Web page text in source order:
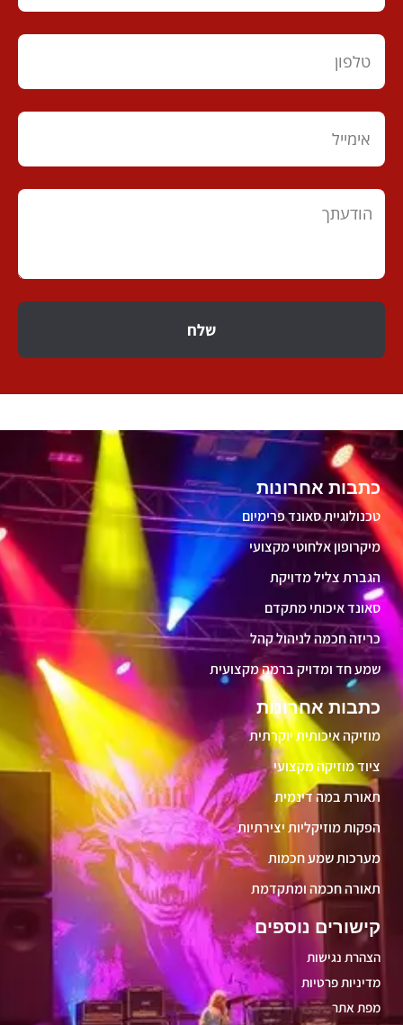
שלח
קישורים נוספים
הצהרת נגישות
מדיניות פרטיות
מפת אתר
כתבות אחרונות
מוזיקה איכותית יוקרתית
ציוד מוזיקה מקצועי
תאורת במה דינמית
הפקות מוזיקליות יצירתיות
מערכות שמע חכמות
תאורה חכמה ומתקדמת
כתבות אחרונות
טכנולוגיית סאונד פרימיום
מיקרופון אלחוטי מקצועי
הגברת צליל מדויקת
סאונד איכותי מתקדם
כריזה חכמה לניהול קהל
שמע חד ומדויק ברמה מקצועית